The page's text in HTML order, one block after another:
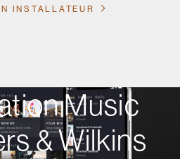
INSTALLATEUR
Music
& Wilkins